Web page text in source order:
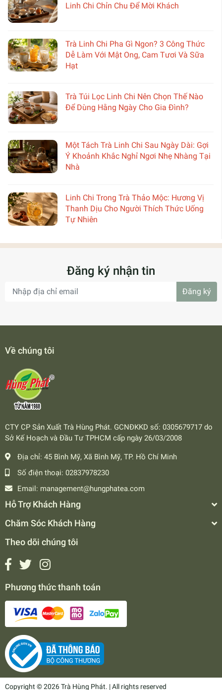
Linh Chi Chỉn Chu Để Mời Khách
Trà Linh Chi Pha Gì Ngon? 3 Công Thức
Dễ Làm Với Mật Ong, Cam Tươi Và Sữa
Hạt
Trà Túi Lọc Linh Chi Nên Chọn Thế Nào
Để Dùng Hằng Ngày Cho Gia Đình?
Một Tách Trà Linh Chi Sau Ngày Dài: Gợi
Ý Khoảnh Khắc Nghỉ Ngơi Nhẹ Nhàng Tại
Nhà
Linh Chi Trong Trà Thảo Mộc: Hương Vị
Thanh Dịu Cho Người Thích Thức Uống
Tự Nhiên
Đăng ký nhận tin
Đăng ký
Về chúng tôi
CTY CP Sản Xuất Trà Hùng Phát. GCNĐKKD số: 0305679717 do
Sở Kế Hoạch và Đầu Tư TPHCM cấp ngày 26/03/2008
Địa chỉ: 45 Bình Mỹ, Xã Bình Mỹ, TP. Hồ Chí Minh
Số điện thoại: 02837978230
Email: management@hungphatea.com
Hỗ Trợ Khách Hàng
Chăm Sóc Khách Hàng
Theo dõi chúng tôi
Phương thức thanh toán
Copyright © 2026 Trà Hùng Phát. | All rights reserved